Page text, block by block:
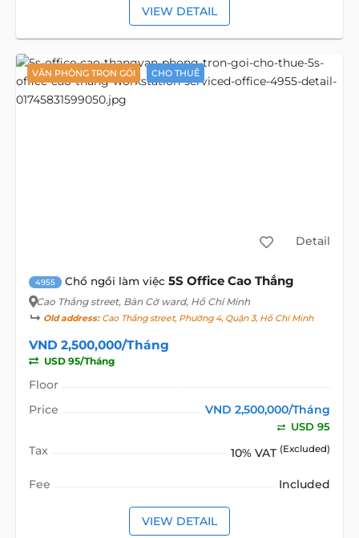
VIEW DETAIL
VĂN PHÒNG TRỌN GÓI CHO THUÊ
Detail
4955 Chổ ngồi làm việc 5S Office Cao Thắng
Cao Thắng street, Bàn Cờ ward, Hồ Chí Minh
Old address:Cao Thắng street, Phường 4, Quận 3, Hồ Chí Minh
VND 2,500,000/Tháng
USD 95/Tháng
Floor
Price
VND 2,500,000/Tháng
USD 95
Tax 10% VAT (Excluded)
Fee Included
VIEW DETAIL